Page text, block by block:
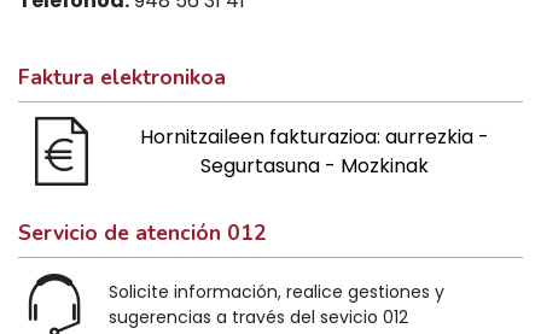
Faktura elektronikoa
Hornitzaileen fakturazioa: aurrezkia -
Segurtasuna - Mozkinak
Servicio de atención 012
Solicite información, realice gestiones y
sugerencias a través del sevicio 012